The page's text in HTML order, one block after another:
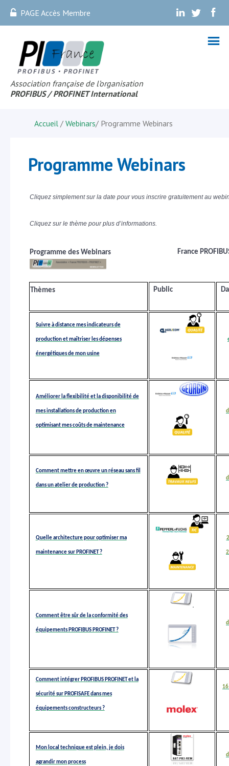
PAGE Accès Membre . . .
Association française de l’organisation
PROFIBUS / PROFINET International
Accueil / Webinars/ Programme Webinars
Programme Webinars
Cliquez simplement sur la date pour vous inscrire gratuitement au
Cliquez sur le thème pour plus d’informations.
Programme des Webinars France
Thèmes Public
Suivre à distance mes indicateurs de
production et maîtriser les dépenses
énergétiques de mon usine
Améliorer la flexibilité et la disponibilité de
mes installations de production en
optimisant mes coûts de maintenance
Comment mettre en œuvre un réseau sans fil
dans un atelier de production ?
Quelle architecture pour optimiser ma
maintenance sur PROFINET ?
Comment être sûr de la conformité des
équipements PROFIBUS PROFINET ?
Comment intégrer PROFIBUS PROFINET et la
sécurité sur PROFISAFE dans mes
équipements constructeurs ?
Mon local technique est plein, je dois
agrandir mon process